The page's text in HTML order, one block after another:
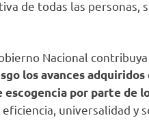
de todas las personas,
Nacional
los avances adquiridos
escogencia por parte de
universalidad y